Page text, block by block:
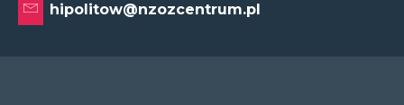
hipolitow@nzozcentrum.pl